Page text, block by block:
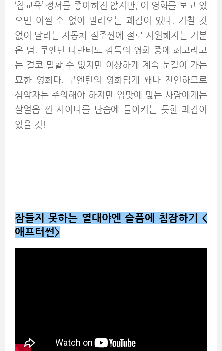
‘참교육’ 정서를 좋아하진 않지만, 이 영화를 보고 있
으면 어쩔 수 없이 밀려오는 쾌감이 있다. 거칠 것
없이 달리는 자동차 질주씬에 절로 시원해지는 기분
은 덤. 쿠엔틴 타란티노 감독의 영화 중에 최고라고
는 결코 말할 수 없지만 이상하게 계속 눈길이 가는
묘한 영화다. 쿠엔틴의 영화답게 꽤나 잔인하므로
심약자는 주의해야 하지만 입맛에 맞는 사람에게는
살얼음 낀 사이다를 단숨에 들이켜는 듯한 쾌감이
있을 것!
잠들지 못하는 열대야엔 슬픔에 침잠하기 <
애프터썬>